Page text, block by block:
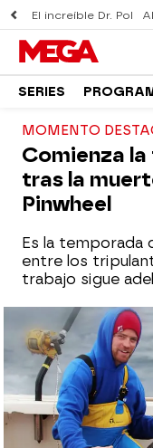
El increíble Dr. Pol
SERIES
MOMENTO
Comienza
tras la
Pinwheel
Es la temporada
entre los
trabajo sigue
mega